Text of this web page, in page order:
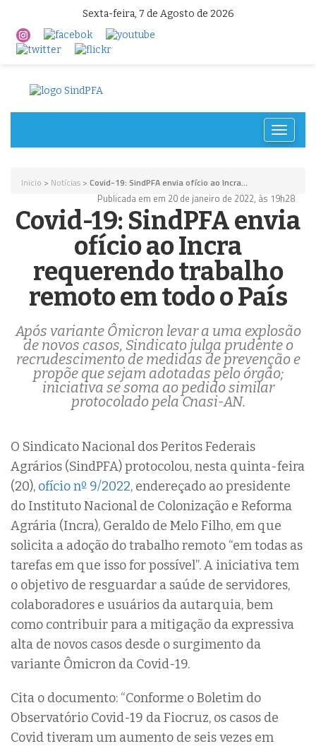
Sexta-feira, 7 de Agosto de 2026
Toggle
Inicio > Notícias > Covid-19: SindPFA envia ofício ao Incra...
Publicada em em 20 de janeiro de 2022, às 19h28
Covid-19: SindPFA envia
ofício ao Incra
requerendo trabalho
remoto em todo o País
Após variante Ômicron levar a uma explosão
de novos casos, Sindicato julga prudente o
recrudescimento de medidas de prevenção e
propõe que sejam adotadas pelo órgão;
iniciativa se soma ao pedido similar
protocolado pela Cnasi-AN.
O Sindicato Nacional dos Peritos Federais
Agrários (SindPFA) protocolou, nesta quinta-feira
(20), ofício nº 9/2022, endereçado ao presidente
do Instituto Nacional de Colonização e Reforma
Agrária (Incra), Geraldo de Melo Filho, em que
solicita a adoção do trabalho remoto “em todas as
tarefas em que isso for possível”. A iniciativa tem
o objetivo de resguardar a saúde de servidores,
colaboradores e usuários da autarquia, bem
como contribuir para a mitigação da expressiva
alta de novos casos desde o surgimento da
variante Ômicron da Covid-19.
Cita o documento: “Conforme o Boletim do
Observatório Covid-19 da Fiocruz, os casos de
Covid tiveram um aumento de seis vezes em